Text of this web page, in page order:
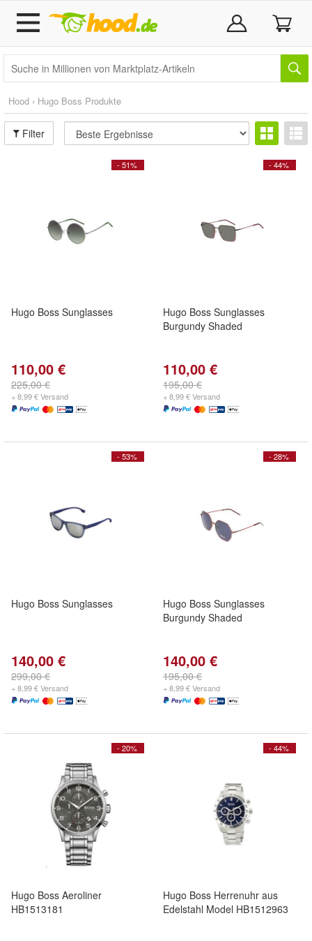
Hood › Hugo Boss Produkte
Filter
- 51%
Hugo Boss Sunglasses
110,00 €
225,00 €
+ 8,99 € Versand
- 44%
Hugo Boss Sunglasses
Burgundy Shaded
110,00 €
195,00 €
+ 8,99 € Versand
- 53%
Hugo Boss Sunglasses
140,00 €
299,00 €
+ 8,99 € Versand
- 28%
Hugo Boss Sunglasses
Burgundy Shaded
140,00 €
195,00 €
+ 8,99 € Versand
- 20%
Hugo Boss Aeroliner
HB1513181
- 44%
Hugo Boss Herrenuhr aus
Edelstahl Model HB1512963